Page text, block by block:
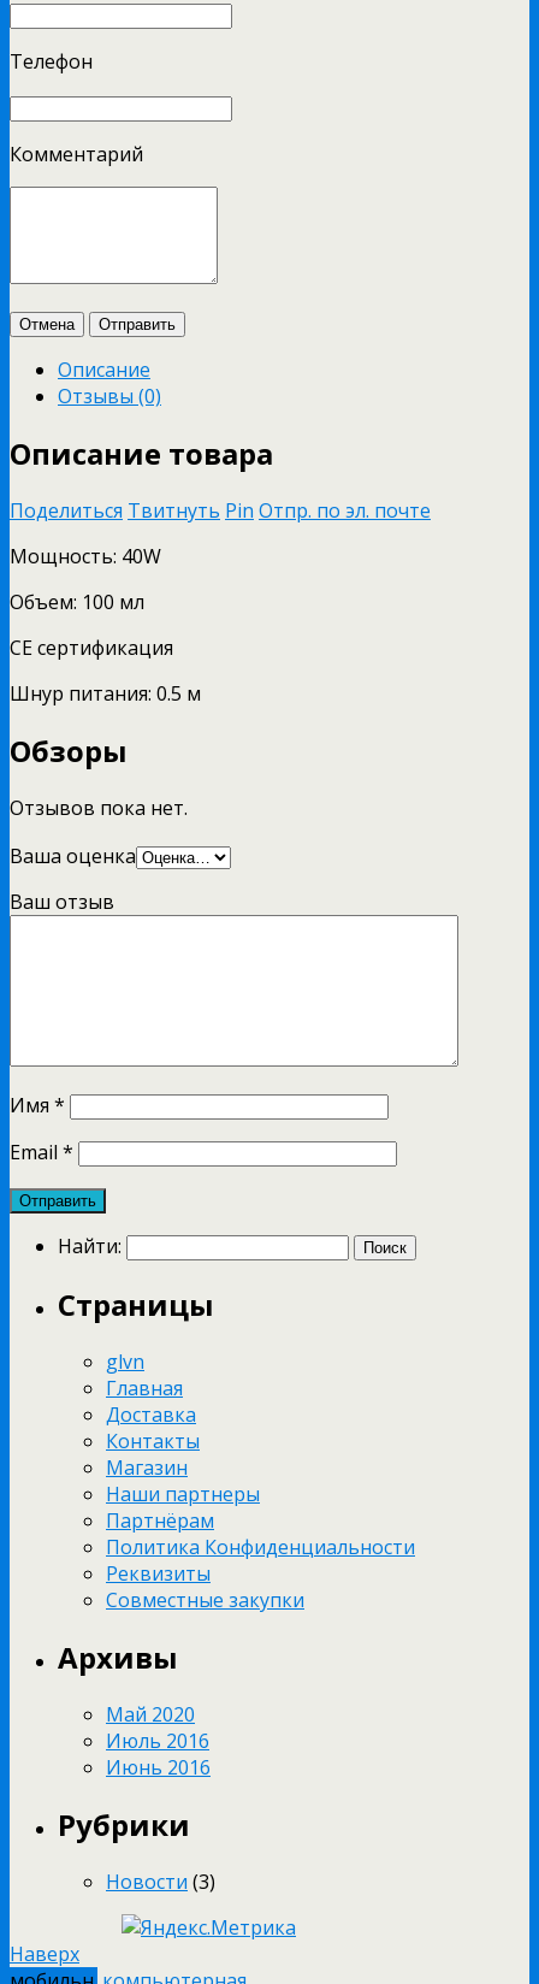
Телефон
Комментарий
Отмена Отправить
Описание
Отзывы (0)
Описание товара
Поделиться Твитнуть Pin Отпр. по эл. почте
Мощность: 40W
Объем: 100 мл
СЕ сертификация
Шнур питания: 0.5 м
Обзоры
Отзывов пока нет.
Ваша оценка
Ваш отзыв
Имя *
Email *
Найти:
Страницы
glvn
Главная
Доставка
Контакты
Магазин
Наши партнеры
Партнёрам
Политика Конфиденциальности
Реквизиты
Совместные закупки
Архивы
Май 2020
Июль 2016
Июнь 2016
Рубрики
Новости (3)
Наверх